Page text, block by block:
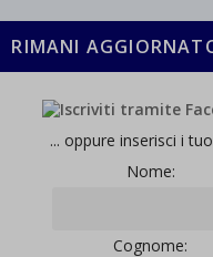
RIMANI
... oppure inserisci i
Nome:
Cognome: